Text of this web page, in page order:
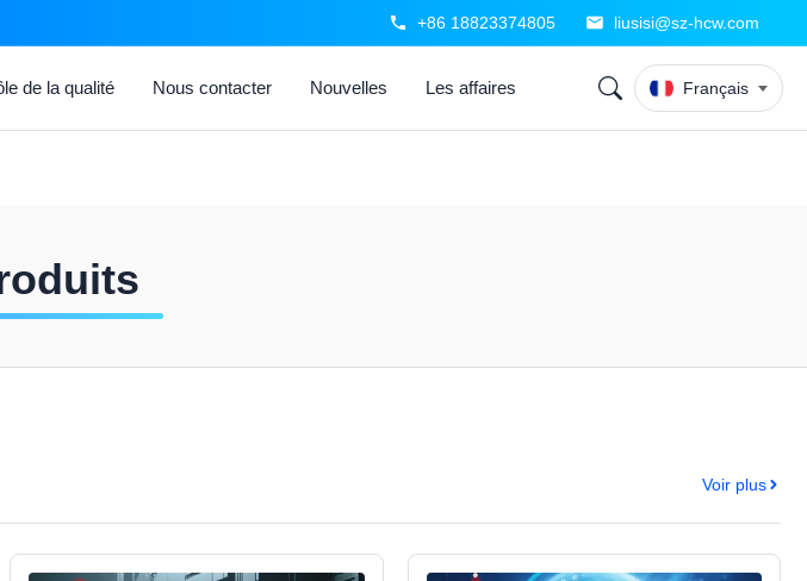
+86 18823374805 liusisi@sz-hcw.com
de la qualité Nous contacter Nouvelles Les affaires Français
Voir plus